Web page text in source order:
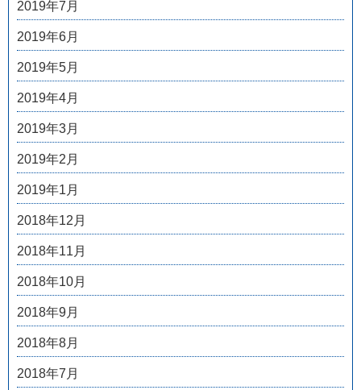
2019年7月
2019年6月
2019年5月
2019年4月
2019年3月
2019年2月
2019年1月
2018年12月
2018年11月
2018年10月
2018年9月
2018年8月
2018年7月